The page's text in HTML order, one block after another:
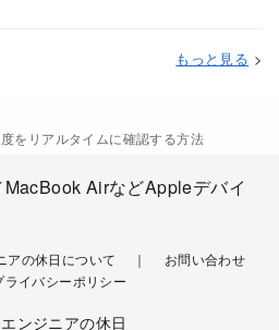
もっと見る >
をリアルタイムに確認する方法
AirなどAppleデバイ
アの休日について
お問い合わせ
ライバシーポリシー
エンジニアの休日